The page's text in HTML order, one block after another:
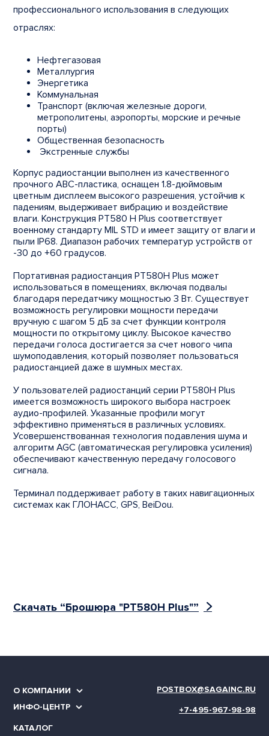
профессионального использования в следующих
отраслях:
Нефтегазовая
Металлургия
Энергетика
Коммунальная
Транспорт (включая железные дороги,
метрополитены, аэропорты, морские и речные
порты)
Общественная безопасность
Экстренные службы
Корпус радиостанции выполнен из качественного
прочного ABC-пластика, оснащен 1.8-дюймовым
цветным дисплеем высокого разрешения, устойчив к
падениям, выдерживает вибрацию и воздействие
влаги. Конструкция PT580 H Plus соответствует
военному стандарту MIL STD и имеет защиту от влаги и
пыли IP68. Диапазон рабочих температур устройств от
-30 до +60 градусов.
Портативная радиостанция PT580H Plus может
использоваться в помещениях, включая подвалы
благодаря передатчику мощностью 3 Вт. Существует
возможность регулировки мощности передачи
вручную с шагом 5 дБ за счет функции контроля
мощности по открытому циклу. Высокое качество
передачи голоса достигается за счет нового чипа
шумоподавления, который позволяет пользоваться
радиостанцией даже в шумных местах.
У пользователей радиостанций серии PT580H Plus
имеется возможность широкого выбора настроек
аудио-профилей. Указанные профили могут
эффективно применяться в различных условиях.
Усовершенствованная технология подавления шума и
алгоритм AGC (автоматическая регулировка усиления)
обеспечивают качественную передачу голосового
сигнала.
Терминал поддерживает работу в таких навигационных
системах как ГЛОНАСС, GPS, BeiDou.
Скачать “Брошюра "PT580H Plus"”
О КОМПАНИИ
ИНФО-ЦЕНТР
КАТАЛОГ
POSTBOX@SAGAINC.RU
+7-495-967-98-98